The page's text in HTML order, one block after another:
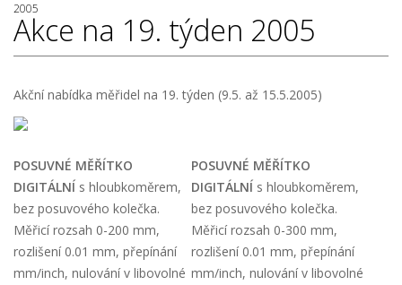
2005
Akce na 19. týden 2005
Akční nabídka měřidel na 19. týden (9.5. až 15.5.2005)
POSUVNÉ MĚŘÍTKO
DIGITÁLNÍ s hloubkoměrem,
bez posuvového kolečka.
Měřicí rozsah 0-200 mm,
rozlišení 0.01 mm, přepínání
mm/inch, nulování v libovolné
POSUVNÉ MĚŘÍTKO
DIGITÁLNÍ s hloubkoměrem,
bez posuvového kolečka.
Měřicí rozsah 0-300 mm,
rozlišení 0.01 mm, přepínání
mm/inch, nulování v libovolné